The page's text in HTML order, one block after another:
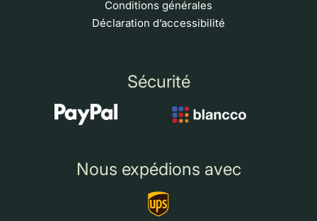
Conditions générales
Déclaration d’accessibilité
Sécurité
Nous expédions avec